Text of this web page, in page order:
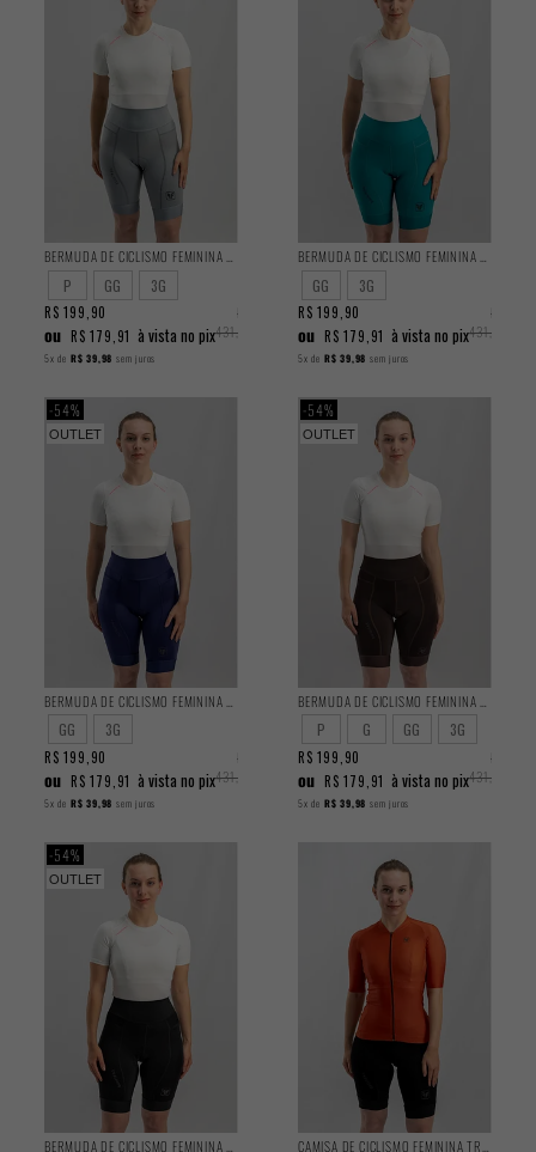
P GG 3G
R$
431,90
R$ 199,90
ou R$ 179,91 à vista no pix
5x de R$ 39,98 sem juros
GG 3G
R$
431,90
R$ 199,90
ou R$ 179,91 à vista no pix
5x de R$ 39,98 sem juros
OUTLET
54%
GG 3G
R$
431,90
R$ 199,90
ou R$ 179,91 à vista no pix
5x de R$ 39,98 sem juros
OUTLET
54%
P G GG 3G
R$
431,90
R$ 199,90
ou R$ 179,91 à vista no pix
5x de R$ 39,98 sem juros
OUTLET
54%